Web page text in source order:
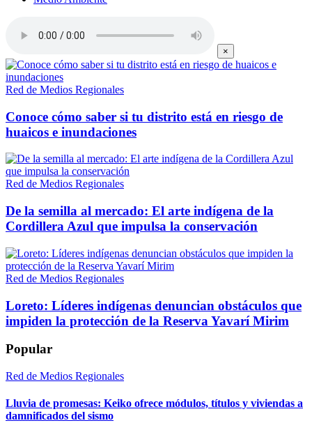
×
Red de Medios Regionales
Conoce cómo saber si tu distrito está en riesgo de
huaicos e inundaciones
Red de Medios Regionales
De la semilla al mercado: El arte indígena de la
Cordillera Azul que impulsa la conservación
Red de Medios Regionales
Loreto: Líderes indígenas denuncian obstáculos que
impiden la protección de la Reserva Yavarí Mirim
Popular
Red de Medios Regionales
Lluvia de promesas: Keiko ofrece módulos, títulos y viviendas a
damnificados del sismo